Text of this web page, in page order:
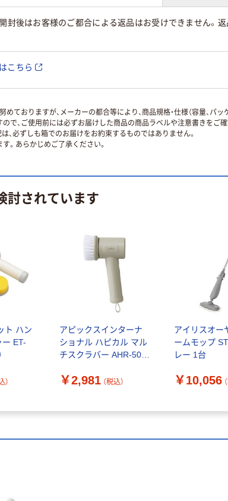
開封後はお客様のご都合による返品はお受けできません。
こちら
ておりますが、メーカーの都合等により、商品規格・仕様（容量、パ
で、ご使用前には必ずお届けした商品の商品ラベルや注意書きをご
は、必ずしも箱でのお届けをお約束するものではありません。
。あらかじめご了承ください。
討されています
ト ハン
ー ET-
）
アピックスインターナ
ショナル ハピカル マル
チスクラバー AHR-505
￥2,981 （税込）
アイリスオー
ームモップ
レー 1台
￥10,056